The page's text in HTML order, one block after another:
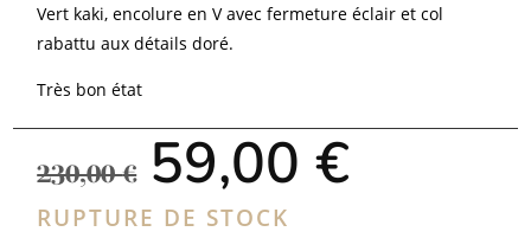
Vert kaki, encolure en V avec fermeture éclair et col
rabattu aux détails doré.
Très bon état
230,00€
Le
prix
initial
était :
59,00€Le
RUPTURE DE STOCK